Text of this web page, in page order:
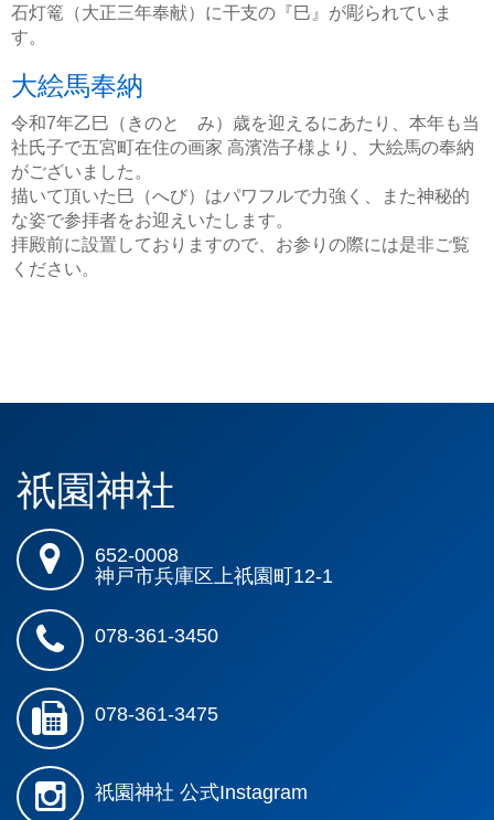
石灯篭（大正三年奉献）に干支の『巳』が彫られていま
す。
大絵馬奉納
令和7年乙巳（きのと み）歳を迎えるにあたり、本年も当
社氏子で五宮町在住の画家 高濱浩子様より、大絵馬の奉納
がございました。
描いて頂いた巳（へび）はパワフルで力強く、また神秘的
な姿で参拝者をお迎えいたします。
拝殿前に設置しておりますので、お参りの際には是非ご覧
ください。
祇園神社
652-0008
神戸市兵庫区上祇園町12-1
078-361-3450
078-361-3475
祇園神社 公式Instagram